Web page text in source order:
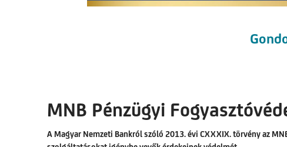
MNB Pénzügyi
A Magyar Nemzeti Bankról szóló 2013. évi CXXXIX. törvény az